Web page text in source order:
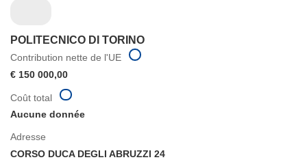
POLITECNICO DI TORINO
Contribution nette de l'UE
€ 150 000,00
Adresse
CORSO DUCA DEGLI ABRUZZI 24
Coût total
Aucune donnée